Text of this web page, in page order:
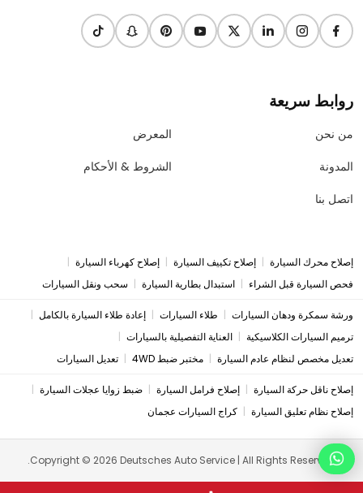
روابط سريعة
من نحن
المدونة
اتصل بنا
المعرض
الشروط & الأحكام
إصلاح محرك السيارة | إصلاح تكييف السيارة | إصلاح كهرباء السيارة |
فحص السيارة قبل الشراء | استبدال بطارية السيارة | سحب ونقل السيارات
ورشة سمكرة ودهان السيارات | طلاء السيارات | إعادة طلاء السيارة بالكامل |
ترميم السيارات الكلاسيكية | العناية التفصيلية بالسيارات |
تعديل مخصص لنظام عادم السيارة | مختبر ضبط 4WD | تعديل السيارات
إصلاح ناقل حركة السيارة | إصلاح فرامل السيارة | ضبط زوايا عجلات السيارة |
إصلاح نظام تعليق السيارة | كراج السيارات عجمان
Copyright © 2026 Deutsches Auto Service | All Rights Reserved.